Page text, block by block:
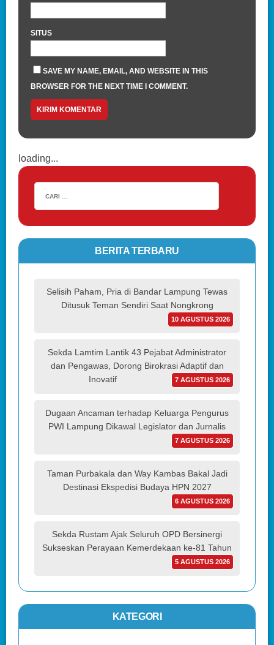
SITUS
SAVE MY NAME, EMAIL, AND WEBSITE IN THIS
BROWSER FOR THE NEXT TIME I COMMENT.
loading...
BERITA TERBARU
Selisih Paham, Pria di Bandar Lampung Tewas
Ditusuk Teman Sendiri Saat Nongkrong
10 AGUSTUS 2026
Sekda Lamtim Lantik 43 Pejabat Administrator
dan Pengawas, Dorong Birokrasi Adaptif dan
Inovatif
7 AGUSTUS 2026
Dugaan Ancaman terhadap Keluarga Pengurus
PWI Lampung Dikawal Legislator dan Jurnalis
7 AGUSTUS 2026
Taman Purbakala dan Way Kambas Bakal Jadi
Destinasi Ekspedisi Budaya HPN 2027
6 AGUSTUS 2026
Sekda Rustam Ajak Seluruh OPD Bersinergi
Sukseskan Perayaan Kemerdekaan ke-81 Tahun
5 AGUSTUS 2026
KATEGORI